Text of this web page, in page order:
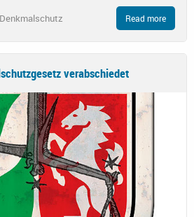
Denkmalschutz Read more
verabschiedet